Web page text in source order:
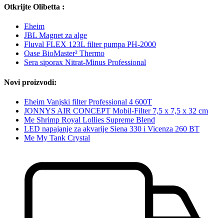
Otkrijte Olibetta :
Eheim
JBL Magnet za alge
Fluval FLEX 123L filter pumpa PH-2000
Oase BioMaster² Thermo
Sera siporax Nitrat-Minus Professional
Novi proizvodi:
Eheim Vanjski filter Professional 4 600T
JONNYS AIR CONCEPT Mobil-Filter 7,5 x 7,5 x 32 cm
Me Shrimp Royal Lollies Supreme Blend
LED napajanje za akvarije Siena 330 i Vicenza 260 BT
Me My Tank Crystal